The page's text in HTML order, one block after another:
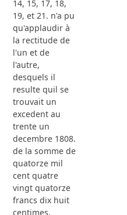
14, 15, 17, 18,
19, et 21. n'a pu
qu'applaudir à
la rectitude de
l'un et de
l'autre,
desquels il
resulte quil se
trouvait un
excedent au
trente un
decembre 1808.
de la somme de
quatorze mil
cent quatre
vingt quatorze
francs dix huit
centimes.